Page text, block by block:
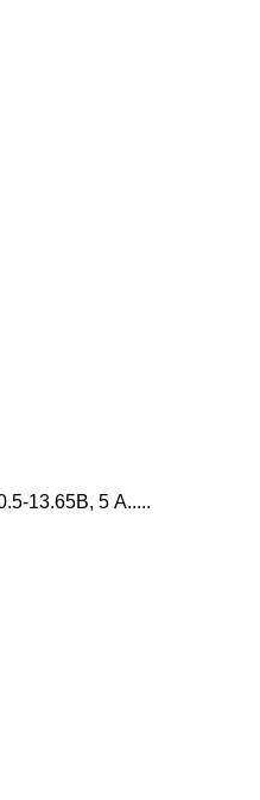
13.65В, 5 А.....